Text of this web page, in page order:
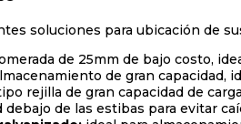
soluciones para ubicación de
de 25mm de bajo costo,
de gran capacidad,
rejilla de gran capacidad de
de las estibas para evitar